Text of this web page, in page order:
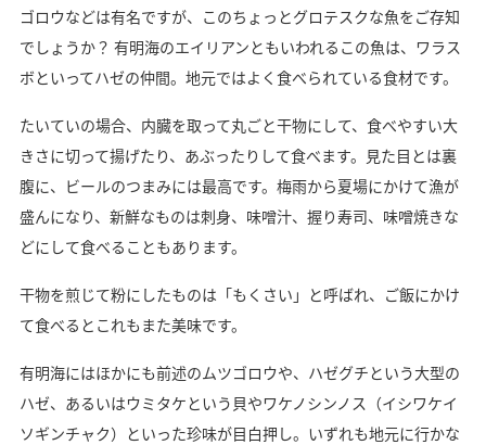
ゴロウなどは有名ですが、このちょっとグロテスクな魚をご存知
でしょうか？ 有明海のエイリアンともいわれるこの魚は、ワラス
ボといってハゼの仲間。地元ではよく食べられている食材です。
たいていの場合、内臓を取って丸ごと干物にして、食べやすい大
きさに切って揚げたり、あぶったりして食べます。見た目とは裏
腹に、ビールのつまみには最高です。梅雨から夏場にかけて漁が
盛んになり、新鮮なものは刺身、味噌汁、握り寿司、味噌焼きな
どにして食べることもあります。
干物を煎じて粉にしたものは「もくさい」と呼ばれ、ご飯にかけ
て食べるとこれもまた美味です。
有明海にはほかにも前述のムツゴロウや、ハゼグチという大型の
ハゼ、あるいはウミタケという貝やワケノシンノス（イシワケイ
ソギンチャク）といった珍味が目白押し。いずれも地元に行かな